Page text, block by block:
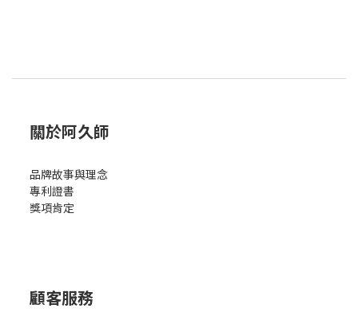
關於阿久師
品牌故事與理念
專利證書
獎項肯定
顧客服務